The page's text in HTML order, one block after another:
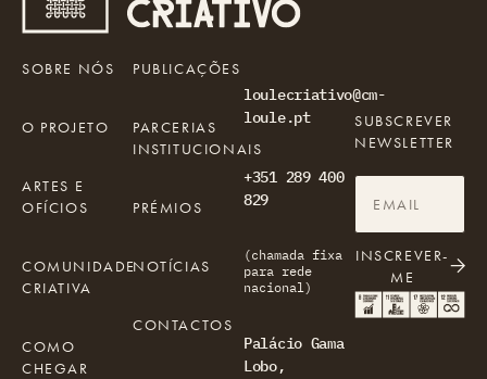
loulecriativo@cm-
loule.pt
+351 289 400
829
(chamada fixa
para rede
nacional)
Palácio Gama
Lobo,
SOBRE NÓS
O PROJETO
ARTES E
OFÍCIOS
COMUNIDADE
CRIATIVA
COMO
CHEGAR
PUBLICAÇÕES
PARCERIAS
INSTITUCIONAIS
PRÉMIOS
NOTÍCIAS
CONTACTOS
SUBSCREVER
NEWSLETTER
INSCREVER-
ME